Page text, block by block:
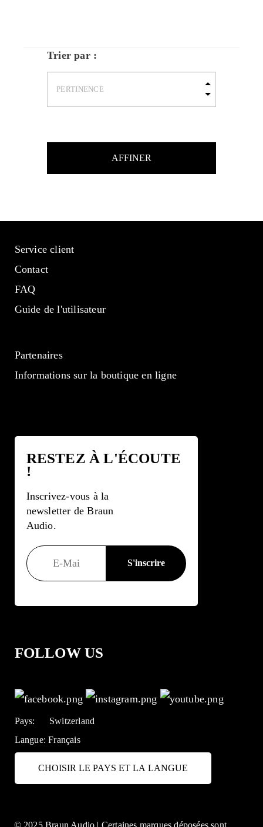
Trier par :
AFFINER
Service client
Contact
FAQ
Guide de l'utilisateur
Partenaires
Informations sur la boutique en ligne
RESTEZ À L'ÉCOUTE
!
Inscrivez-vous à la
newsletter de Braun
Audio.
FOLLOW US
Pays:
Switzerland
Langue:Français
CHOISIR LE PAYS ET LA LANGUE
© 2025 Braun Audio | Certaines marques déposées sont